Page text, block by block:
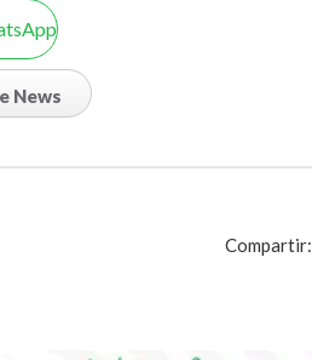
News
Compartir: